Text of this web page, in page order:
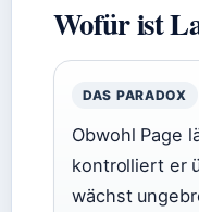
Wofür ist
DAS PARADOX
Obwohl Page
kontrolliert er
wächst